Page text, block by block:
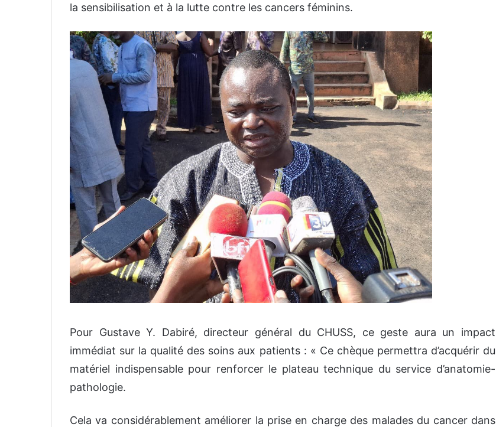
la sensibilisation et à la lutte contre les cancers féminins.
Pour Gustave Y. Dabiré, directeur général du CHUSS, ce geste aura un impact
immédiat sur la qualité des soins aux patients : « Ce chèque permettra d’acquérir du
matériel indispensable pour renforcer le plateau technique du service d’anatomie-
pathologie.
Cela va considérablement améliorer la prise en charge des malades du cancer dans